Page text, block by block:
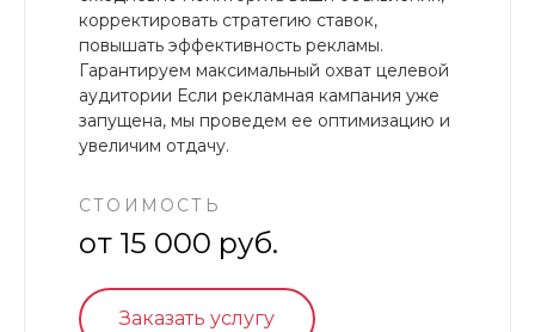
корректировать стратегию ставок,
повышать эффективность рекламы.
Гарантируем максимальный охват целевой
аудитории Если рекламная кампания уже
запущена, мы проведем ее оптимизацию и
увеличим отдачу.
СТОИМОСТЬ
от 15 000 руб.
Заказать услугу